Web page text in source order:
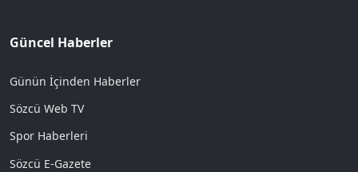
Güncel Haberler
Günün İçinden Haberler
Sözcü Web TV
Spor Haberleri
Sözcü E-Gazete